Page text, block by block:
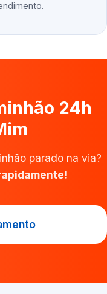
24h
parado na via?